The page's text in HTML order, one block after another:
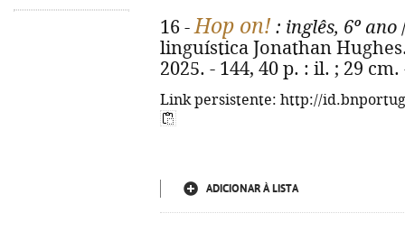
16 -Hop on! : inglês, 6º ano
linguística Jonathan
2025. - 144, 40 p. : il. ; 29
Link persistente: http://
ADICIONAR À LISTA